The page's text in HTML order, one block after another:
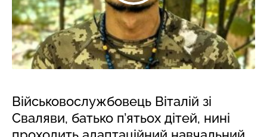
Військовослужбовець Віталій зі
Сваляви, батько п’ятьох дітей, нині